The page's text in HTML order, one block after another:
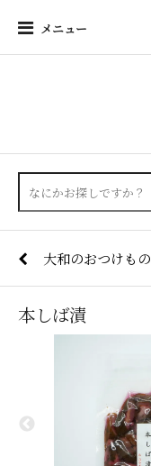
メニュー
大和のおつけもの
本しば漬